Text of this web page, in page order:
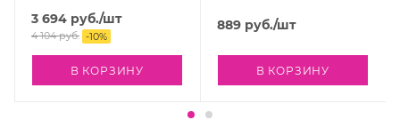
3 694 руб./шт
4 104руб. -10%
В КОРЗИНУ
889 руб./шт
В КОРЗИНУ